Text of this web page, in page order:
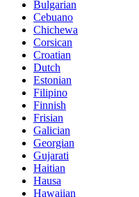
Bulgarian
Cebuano
Chichewa
Corsican
Croatian
Dutch
Estonian
Filipino
Finnish
Frisian
Galician
Georgian
Gujarati
Haitian
Hausa
Hawaiian